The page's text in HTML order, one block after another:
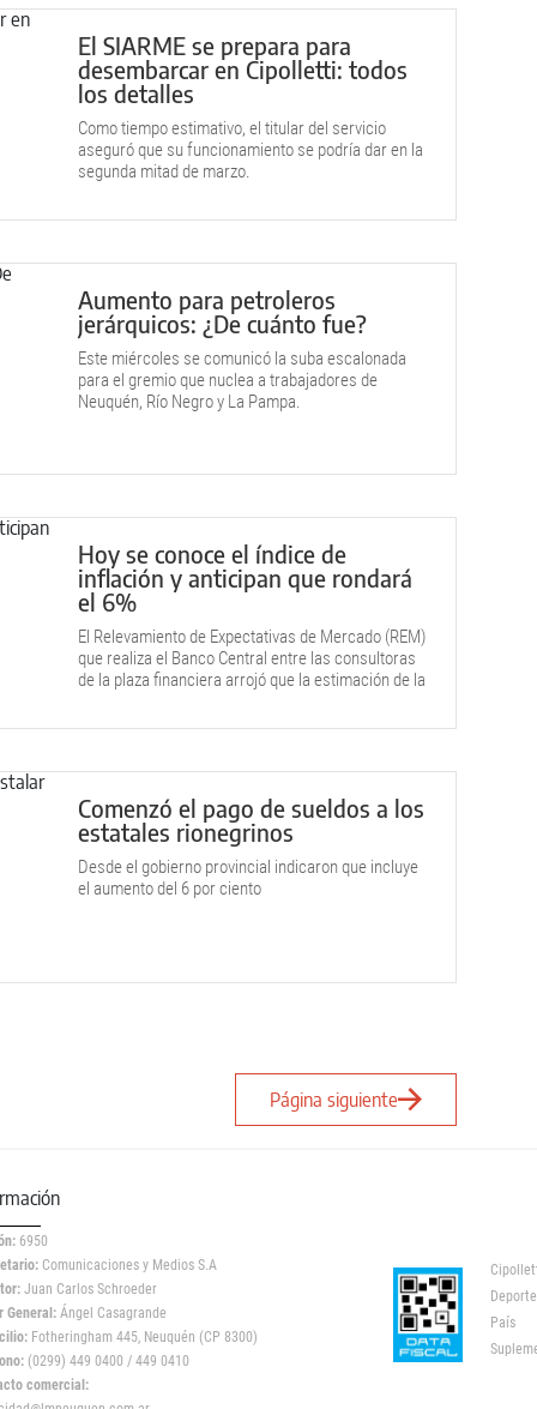
El SIARME se prepara para
desembarcar en Cipolletti: todos
los detalles
Como tiempo estimativo, el titular del servicio
aseguró que su funcionamiento se podría dar en la
segunda mitad de marzo.
Aumento para petroleros
jerárquicos: ¿De cuánto fue?
Este miércoles se comunicó la suba escalonada
para el gremio que nuclea a trabajadores de
Neuquén, Río Negro y La Pampa.
Hoy se conoce el índice de
inflación y anticipan que rondará
el 6%
El Relevamiento de Expectativas de Mercado (REM)
que realiza el Banco Central entre las consultoras
de la plaza financiera arrojó que la estimación de la
Comenzó el pago de sueldos a los
estatales rionegrinos
Desde el gobierno provincial indicaron que incluye
el aumento del 6 por ciento
Página siguiente
6950
Comunicaciones y Medios S.A
Juan Carlos Schroeder
General: Ángel Casagrande
Fotheringham 445, Neuquén (CP 8300)
(0299) 449 0400 / 449 0410
comercial:
País